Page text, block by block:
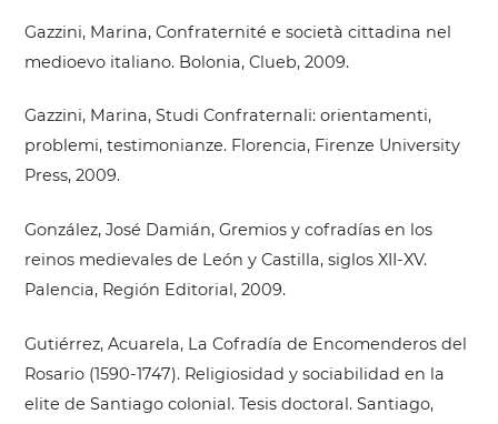
Gazzini, Marina, Confraternité e società cittadina nel
medioevo italiano. Bolonia, Clueb, 2009.
Gazzini, Marina, Studi Confraternali: orientamenti,
problemi, testimonianze. Florencia, Firenze University
Press, 2009.
González, José Damián, Gremios y cofradías en los
reinos medievales de León y Castilla, siglos XII-XV.
Palencia, Región Editorial, 2009.
Gutiérrez, Acuarela, La Cofradía de Encomenderos del
Rosario (1590-1747). Religiosidad y sociabilidad en la
elite de Santiago colonial. Tesis doctoral. Santiago,